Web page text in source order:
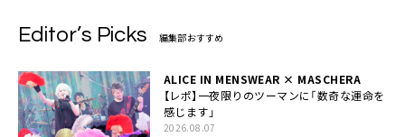
Editor’s Picks 編集部おすすめ
ALICE IN MENSWEAR × MASCHERA
【レポ】一夜限りのツーマンに「数奇な運命を
感じます」
2026.08.07